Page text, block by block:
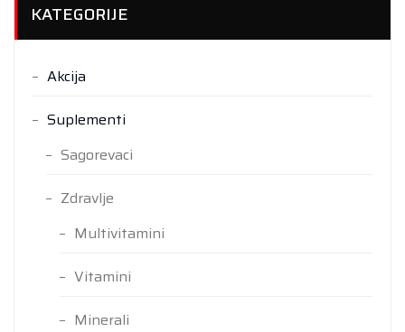
KATEGORIJE
Akcija
Suplementi
Sagorevaci
Zdravlje
Multivitamini
Vitamini
Minerali